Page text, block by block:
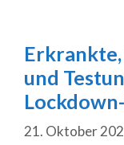
und
21. Oktober